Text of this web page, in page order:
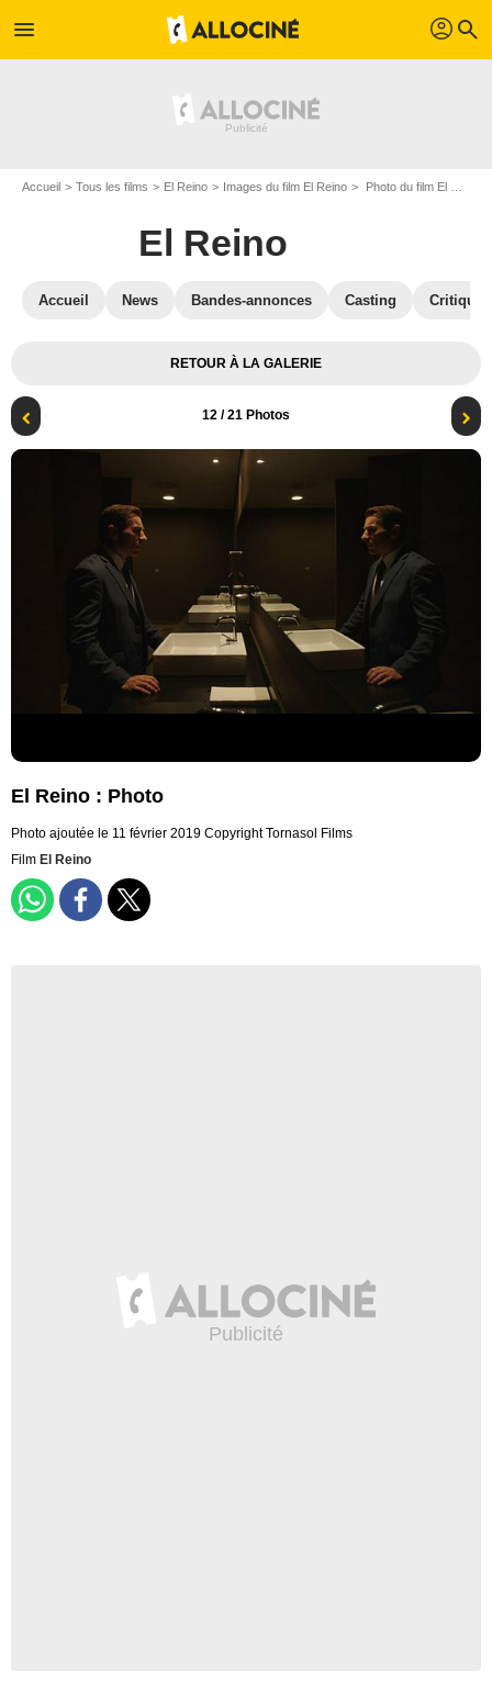
menu profil search
Accueil Tous les films El Reino Images du film El Reino Photo du film El Reino - Photo 12
El Reino
Accueil News Bandes-annonces Casting
RETOUR À LA GALERIE
12 / 21 Photos
El Reino : Photo
Photo ajoutée le 11 février 2019 Copyright Tornasol Films
Film El Reino